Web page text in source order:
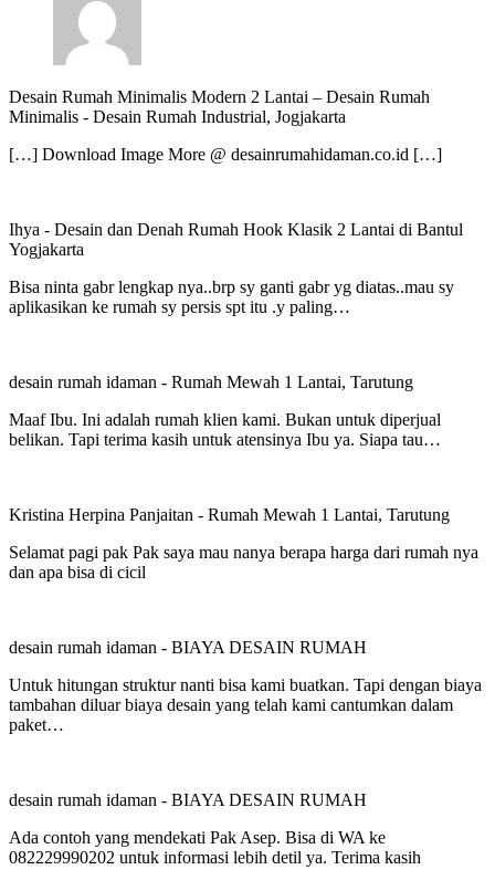
Desain Rumah Minimalis Modern 2 Lantai – Desain Rumah
Minimalis - Desain Rumah Industrial, Jogjakarta
[…] Download Image More @ desainrumahidaman.co.id […]
Ihya - Desain dan Denah Rumah Hook Klasik 2 Lantai di Bantul
Yogjakarta
Bisa ninta gabr lengkap nya..brp sy ganti gabr yg diatas..mau sy
aplikasikan ke rumah sy persis spt itu .y paling…
desain rumah idaman - Rumah Mewah 1 Lantai, Tarutung
Maaf Ibu. Ini adalah rumah klien kami. Bukan untuk diperjual
belikan. Tapi terima kasih untuk atensinya Ibu ya. Siapa tau…
Kristina Herpina Panjaitan - Rumah Mewah 1 Lantai, Tarutung
Selamat pagi pak Pak saya mau nanya berapa harga dari rumah nya
dan apa bisa di cicil
desain rumah idaman - BIAYA DESAIN RUMAH
Untuk hitungan struktur nanti bisa kami buatkan. Tapi dengan biaya
tambahan diluar biaya desain yang telah kami cantumkan dalam
paket…
desain rumah idaman - BIAYA DESAIN RUMAH
Ada contoh yang mendekati Pak Asep. Bisa di WA ke
082229990202 untuk informasi lebih detil ya. Terima kasih